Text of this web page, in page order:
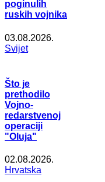
poginulih
ruskih vojnika
03.08.2026.
Svijet
Što je
prethodilo
Vojno-
redarstvenoj
operaciji
"Oluja"
02.08.2026.
Hrvatska